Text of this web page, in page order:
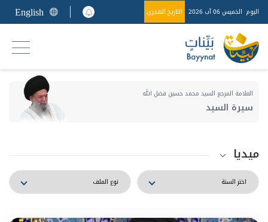
اليوم الخميس 06 آب 2026 التاريخ الهجري English
العلامة المرجع السيد محمد حسين فضل الله
سيرة السيد
ميديا